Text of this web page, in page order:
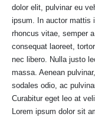
dolor elit, pulvinar eu
ipsum. In auctor mattis
rhoncus vitae, semper
consequat laoreet,
nec libero. Nulla justo
massa. Aenean
sodales odio, ac
Curabitur eget leo at
Lorem ipsum dolor sit